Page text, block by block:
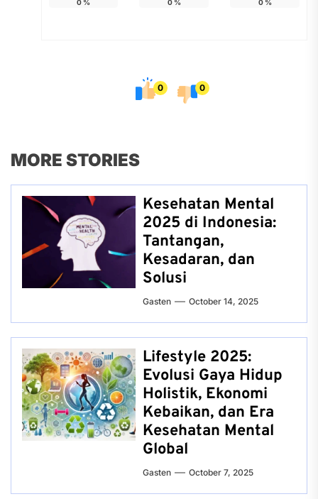
0 % 0% 0%
0 0
MORE STORIES
Kesehatan Mental
2025 di Indonesia:
Tantangan,
Kesadaran, dan
Solusi
Gasten October 14, 2025
Lifestyle 2025:
Evolusi Gaya Hidup
Holistik, Ekonomi
Kebaikan, dan Era
Kesehatan Mental
Global
Gasten October 7, 2025